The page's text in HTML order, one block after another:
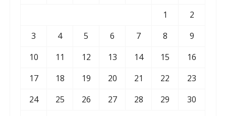
1
2
3
4 5 6 7 8
9
10
11 12 13 14 15
16
17
18 19 20 21 22
23
24
25 26 27 28 29
30